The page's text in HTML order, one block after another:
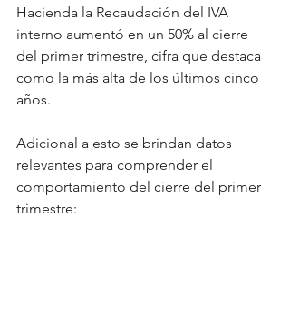
Hacienda la Recaudación del IVA
interno aumentó en un 50% al cierre
del primer trimestre, cifra que destaca
como la más alta de los últimos cinco
años.
Adicional a esto se brindan datos
relevantes para comprender el
comportamiento del cierre del primer
trimestre: